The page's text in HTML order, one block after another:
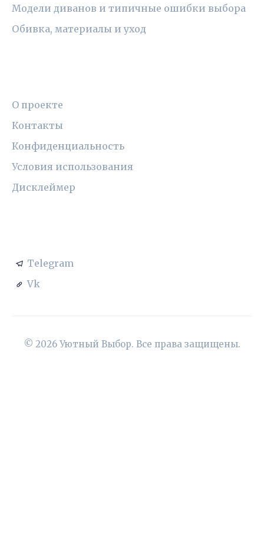
Модели диванов и типичные ошибки выбора
Обивка, материалы и уход
О проекте
Контакты
Конфиденциальность
Условия использования
Дисклеймер
Telegram
Vk
© 2026 Уютный Выбор. Все права защищены.